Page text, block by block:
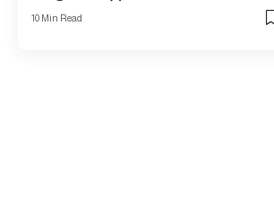
10 Min Read